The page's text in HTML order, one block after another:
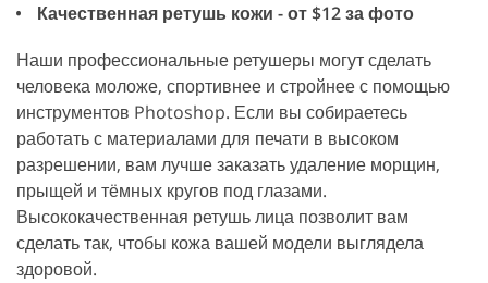
Качественная ретушь кожи - от $12 за фото
Наши профессиональные ретушеры могут сделать
человека моложе, спортивнее и стройнее с помощью
инструментов Photoshop. Если вы собираетесь
работать с материалами для печати в высоком
разрешении, вам лучше заказать удаление морщин,
прыщей и тёмных кругов под глазами.
Высококачественная ретушь лица позволит вам
сделать так, чтобы кожа вашей модели выглядела
здоровой.